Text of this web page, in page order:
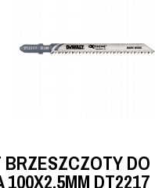
BRZESZCZOTY DO
100X2,5MM DT2217